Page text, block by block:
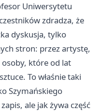
Uniwersytetu
zdradza, że
dyskusja, tylko
stron: przez artystę,
które od lat
To właśnie taki
Szymańskiego
ale jak żywa część